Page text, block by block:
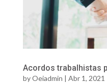
Acordos trabalhistas
byOeiadmin | Abr 1, 2021